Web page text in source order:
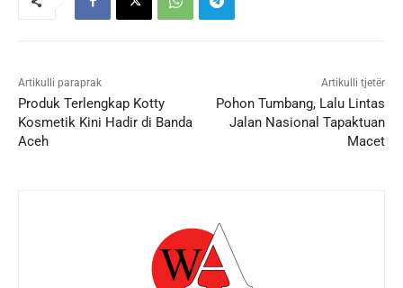
Artikulli paraprak
Produk Terlengkap Kotty
Kosmetik Kini Hadir di Banda
Aceh
Artikulli tjetër
Pohon Tumbang, Lalu Lintas
Jalan Nasional Tapaktuan
Macet